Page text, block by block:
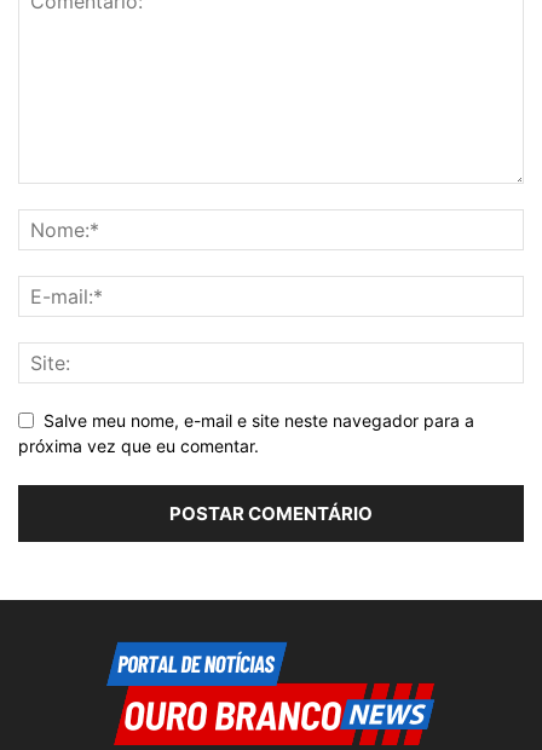
Salve meu nome, e-mail e site neste navegador para a
próxima vez que eu comentar.